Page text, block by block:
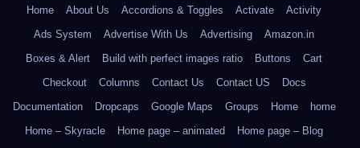
Home
About Us Accordions & Toggles Activate
Activity
Ads System
Advertise With Us Advertising
Amazon.in
Boxes & Alert
Build with perfect images ratio Buttons
Cart
Checkout
Columns Contact Us Contact US
Docs
Documentation
Dropcaps Google Maps Groups Home
home
Home – Skyracle
Home page – animated
Home page – Blog